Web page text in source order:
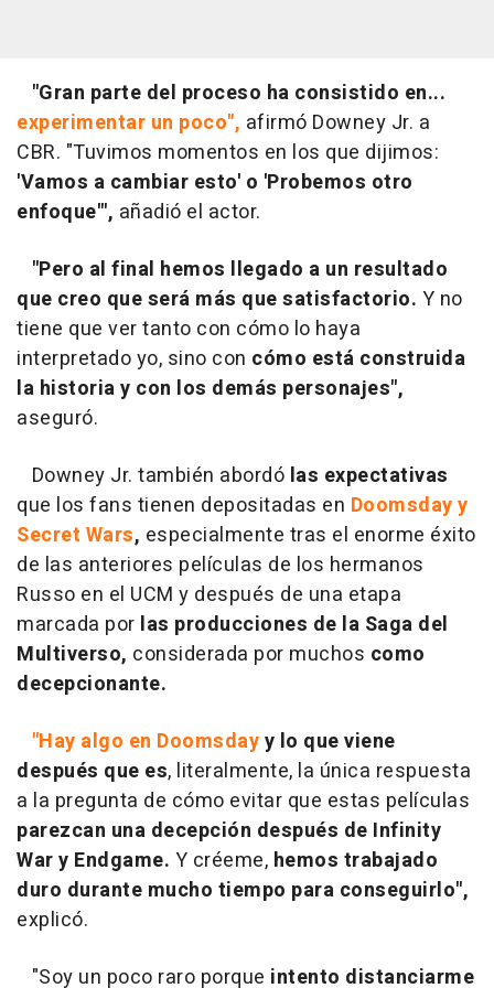
"Gran parte del proceso ha consistido en...
experimentar un poco", afirmó Downey Jr. a
CBR. "Tuvimos momentos en los que dijimos:
'Vamos a cambiar esto' o 'Probemos otro
enfoque'", añadió el actor.
"Pero al final hemos llegado a un resultado
que creo queserá más que satisfactorio. Y no
tiene que ver tanto con cómo lo haya
interpretado yo, sino con cómo está construida
la historia y con los demás personajes",
aseguró.
Downey Jr. también abordó las expectativas
que los fans tienen depositadas en Doomsday y
Secret Wars, especialmente tras el enorme éxito
de las anteriores películas de los hermanos
Russo en el UCM y después de una etapa
marcada por las producciones de la Saga del
Multiverso, considerada por muchos como
decepcionante.
"Hay algo en Doomsdayy lo que viene
después que es, literalmente, la única respuesta
a la pregunta de cómo evitar que estas películas
parezcan una decepción después de Infinity
War y Endgame. Y créeme, hemos trabajado
duro durante mucho tiempo para conseguirlo",
explicó.
"Soy un poco raro porque intento distanciarme